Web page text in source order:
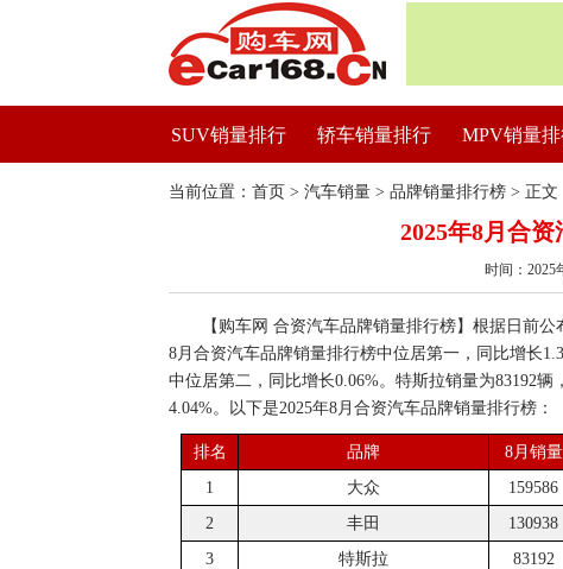
SUV销量排行 轿车销量排行 MPV销量
当前位置： 首页 > 汽车销量 > 品牌销量排行榜 > 正文
2025年8月合
时间：2025
【购车网 合资汽车品牌销量排行榜】根据日前
8月合资汽车品牌销量排行榜中位居第一，同比增长
中位居第二，同比增长0.06%。特斯拉销量为83192
4.04%。以下是2025年8月合资汽车品牌销量排行榜：
排名 品牌 8月销量
1
大众 159586
2
丰田 130938
3
特斯拉 83192